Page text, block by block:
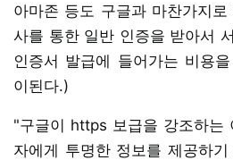
아마존 등도 구글과 마찬가지
사를 통한 일반 인증을 받아서
인증서 발급에 들어가는 비용
이된다.)
"구글이 https 보급을 강조하는
자에게 투명한 정보를 제공하